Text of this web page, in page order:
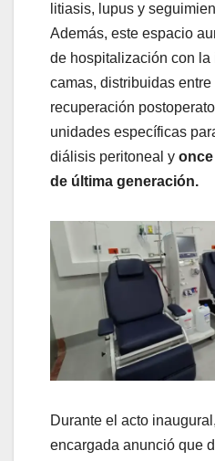
litiasis, lupus y
Además, este espacio
de hospitalización con
camas, distribuidas
recuperación
unidades específicas
diálisis peritoneal y
de última generación.
Durante el acto
encargada anunció que